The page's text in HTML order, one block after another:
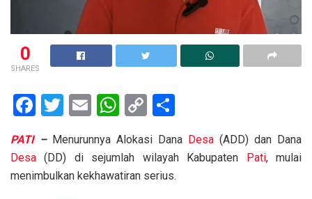
0
SHARES
F
ce
b
T
tt
er
E
ail
W
at
s
C
py
Li
ar
e
PATI– Menurunnya Alokasi Dana Desa (ADD) dan Dana
Desa (DD) di sejumlah wilayah Kabupaten Pati, mulai
menimbulkan kekhawatiran serius.